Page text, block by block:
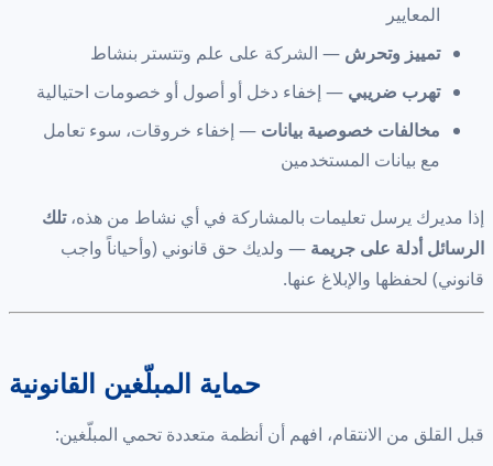
المعايير
تمييز وتحرش — الشركة على علم وتتستر بنشاط
تهرب ضريبي — إخفاء دخل أو أصول أو خصومات احتيالية
مخالفات خصوصية بيانات — إخفاء خروقات، سوء تعامل
مع بيانات المستخدمين
إذا مديرك يرسل تعليمات بالمشاركة في أي نشاط من هذه،تلك
الرسائل أدلة على جريمة — ولديك حق قانوني (وأحياناً واجب
قانوني) لحفظها والإبلاغ عنها.
حماية المبلّغين القانونية
قبل القلق من الانتقام، افهم أن أنظمة متعددة تحمي المبلّغين: